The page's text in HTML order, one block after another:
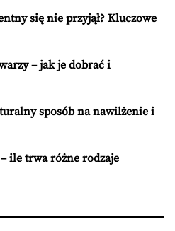
się nie przyjął? Kluczowe
– jak je dobrać i
sposób na nawilżenie i
ile trwa różne rodzaje